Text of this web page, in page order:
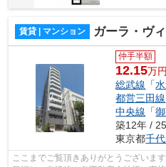
賃貸 | マンション ガーラ・ヴ
仲手半額
12.15万円
総武線 「
都営三田線
中央線 「
築12年 /
東京都千
ここまでご覧頂きありがとうございま